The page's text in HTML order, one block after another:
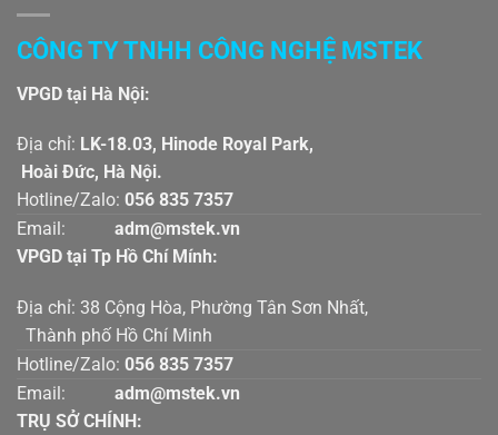
CÔNG TY TNHH CÔNG NGHỆ MSTEK
VPGD tại Hà Nội:
Địa chỉ: LK-18.03, Hinode Royal Park,
Hoài Đức, Hà Nội.
Hotline/Zalo: 056 835 7357
Email:
adm@mstek.vn
VPGD tại Tp Hồ Chí Mính:
Địa chỉ: 38 Cộng Hòa, Phường Tân Sơn Nhất,
Thành phố Hồ Chí Minh
Hotline/Zalo: 056 835 7357
Email:
adm@mstek.vn
TRỤ SỞ CHÍNH: